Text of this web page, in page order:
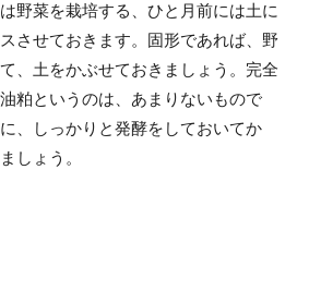
野菜を栽培する、ひと月前には土に
させておきます。固形であれば、野
、土をかぶせておきましょう。完全
粕というのは、あまりないもので
、しっかりと発酵をしておいてか
しょう。